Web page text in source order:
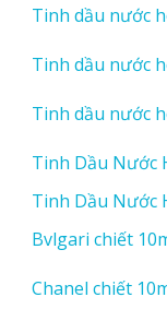
Tinh dầu nước
Tinh dầu nước
Tinh dầu nước
Tinh Dầu Nước
Tinh Dầu Nước
Bvlgari chiết
Chanel chiết